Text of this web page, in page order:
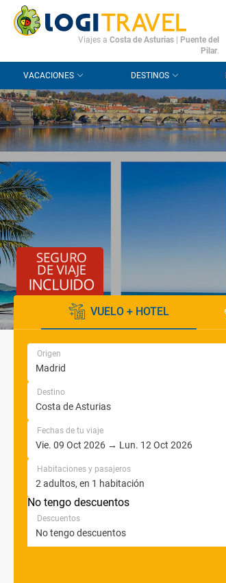
CONTACTO PREGUNTAS FRECUENTES
Viajes a Costa de Asturias
Puente del
Pilar.
VACACIONES DESTINOS
VUELO + HOTEL
Origen
Destino
Fechas de tu viaje
Habitaciones y pasajeros
No tengo descuentos
Descuentos